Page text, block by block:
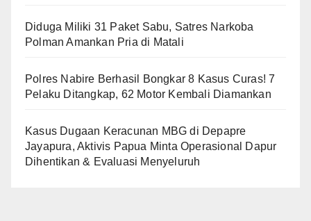
Diduga Miliki 31 Paket Sabu, Satres Narkoba
Polman Amankan Pria di Matali
Polres Nabire Berhasil Bongkar 8 Kasus Curas! 7
Pelaku Ditangkap, 62 Motor Kembali Diamankan
Kasus Dugaan Keracunan MBG di Depapre
Jayapura, Aktivis Papua Minta Operasional Dapur
Dihentikan & Evaluasi Menyeluruh